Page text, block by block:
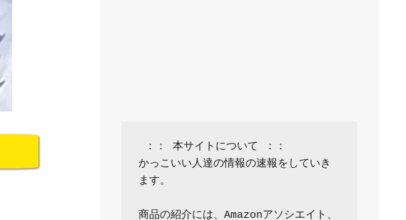
かっこいい人達の情報の速報をしていき
ます。
商品の紹介には、Amazonアソシエイト、